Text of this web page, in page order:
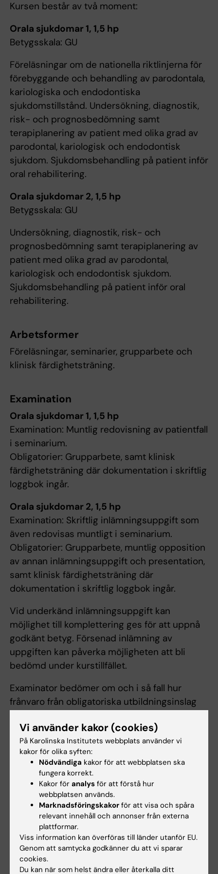
Kursen består av två moment:
Orala sjukdomar 1, 1,5 hp
Betygsskala: GU
Föreläsningar om de nationella riktlinjerna för
förebyggande och behandling av parodontala,
kariologiska och endodontiska
sjukdomstillstånd. Undersökning, diagnostik,
risk- och prognosbedömning samt
terapiplanering av patient med olika grad av
parodontal, kariologisk och endodontisk
sjukdom. Sjukdomsbehandling på patient inför
oral rehabilitering.
Orala sjukdomar 2, 1,5 hp
Betygsskala: GU
Undersökning, diagnostik, risk- och
prognosbedömning samt terapiplanering av
patient med olika grad av parodontal,
kariologisk och endodontisk sjukdom.
Sjukdomsbehandling på patient inför oral
rehabilitering.
Arbetsformer
Föreläsningar, seminarier, grupparbete och
klinisk färdighetsträning.
Examination
Orala sjukdomar 1, 1,5 hp
Examination: Muntlig redovisning av patientfall
i seminarium.
Obligatorier: Grupparbete, samt klinisk
färdighetsträning där dokumentation i skriftlig
loggbok ingår.
Orala sjukdomar 2, 1,5 hp
Examination: Skriftlig inlämningsuppgift som
även redovisas muntligt i seminarium.
Obligatorier: Grupparbete, muntlig opposition
av annan inlämningsuppgift och presentation,
samt klinisk färdighetsträning där
dokumentation i skriftlig loggbok ingår.
Vid underkänd inlämningsuppgift kan
möjlighet till komplettering ges för att uppnå
godkänt betyg. Försenad inlämning av
uppgiften kan påverka möjligheten att bli
bedömd under kurstillfället.
Examinator bedömer om och i så fall hur
frånvaro från obligatoriska utbildningsinslag
obligatoriska utbildningsinslagen eller tagit
igen frånvaro i enlighet med examinators
anvisningar kan inte studieresultaten
slutrapporteras. Frånvaro från ett obligatoriskt
utbildningsinslag kan innebära att den
studerande inte kan ta igen tillfället förrän
nästa gång kursen ges.
Student som ej är godkänd efter ordinarie
examinationstillfälle har rätt att delta vid
ytterligare fem examinationstillfällen. Om
Vi använder kakor (cookies)
På Karolinska Institutets webbplats använder vi
kakor för olika syften:
Nödvändiga kakor för att webbplatsen ska
fungera korrekt.
Kakor för analys för att förstå hur
webbplatsen används.
Marknadsföringskakor för att visa och spåra
relevant innehåll och annonser från externa
plattformar.
Viss information kan överföras till länder utanför EU.
Genom att samtycka godkänner du att vi sparar
cookies.
Du kan när som helst ändra eller återkalla ditt